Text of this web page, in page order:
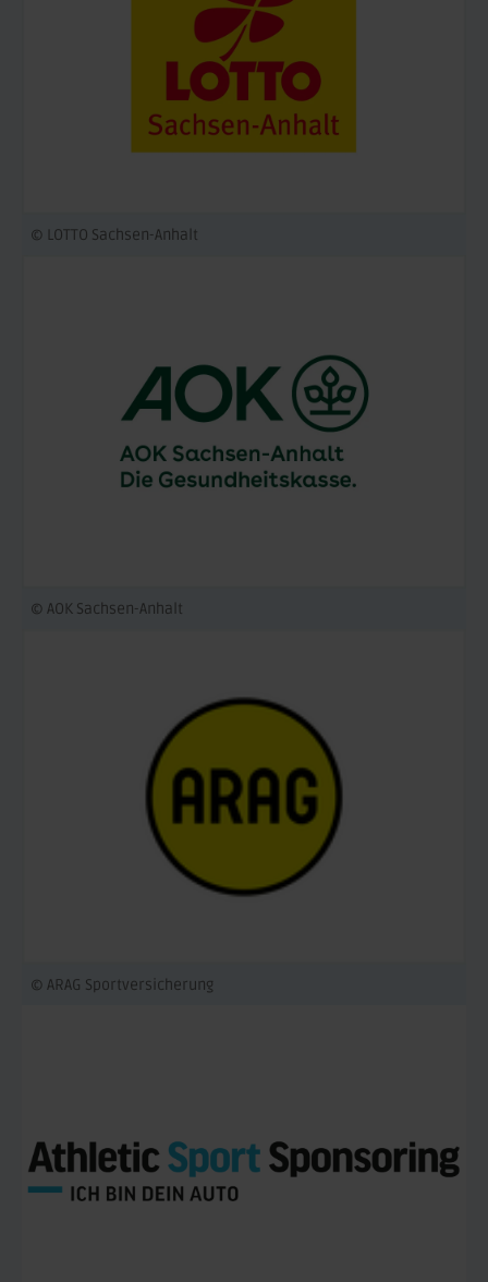
© LOTTO Sachsen-Anhalt
© AOK Sachsen-Anhalt
© ARAG Sportversicherung